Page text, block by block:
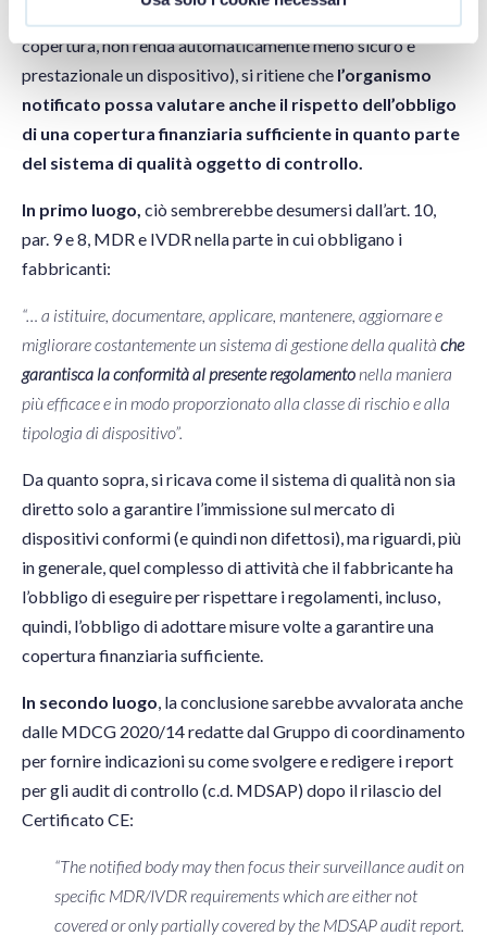
copertura, non renda automaticamente meno sicuro e
prestazionale un dispositivo), si ritiene che l’organismo
notificato possa valutare anche il rispetto dell’obbligo
di una copertura finanziaria sufficiente in quanto parte
del sistema di qualità oggetto di controllo.
In primo luogo, ciò sembrerebbe desumersi dall’art. 10,
par. 9 e 8, MDR e IVDR nella parte in cui obbligano i
fabbricanti:
“… a istituire, documentare, applicare, mantenere, aggiornare e
migliorare costantemente un sistema di gestione della qualità che
garantisca la conformità al presente regolamento nella maniera
più efficace e in modo proporzionato alla classe di rischio e alla
tipologia di dispositivo”.
Da quanto sopra, si ricava come il sistema di qualità non sia
diretto solo a garantire l’immissione sul mercato di
dispositivi conformi (e quindi non difettosi), ma riguardi, più
in generale, quel complesso di attività che il fabbricante ha
l’obbligo di eseguire per rispettare i regolamenti, incluso,
quindi, l’obbligo di adottare misure volte a garantire una
copertura finanziaria sufficiente.
In secondo luogo, la conclusione sarebbe avvalorata anche
dalle MDCG 2020/14 redatte dal Gruppo di coordinamento
per fornire indicazioni su come svolgere e redigere i report
per gli audit di controllo (c.d. MDSAP) dopo il rilascio del
Certificato CE:
“The notified body may then focus their surveillance audit on
specific MDR/IVDR requirements which are either not
covered or only partially covered by the MDSAP audit report.